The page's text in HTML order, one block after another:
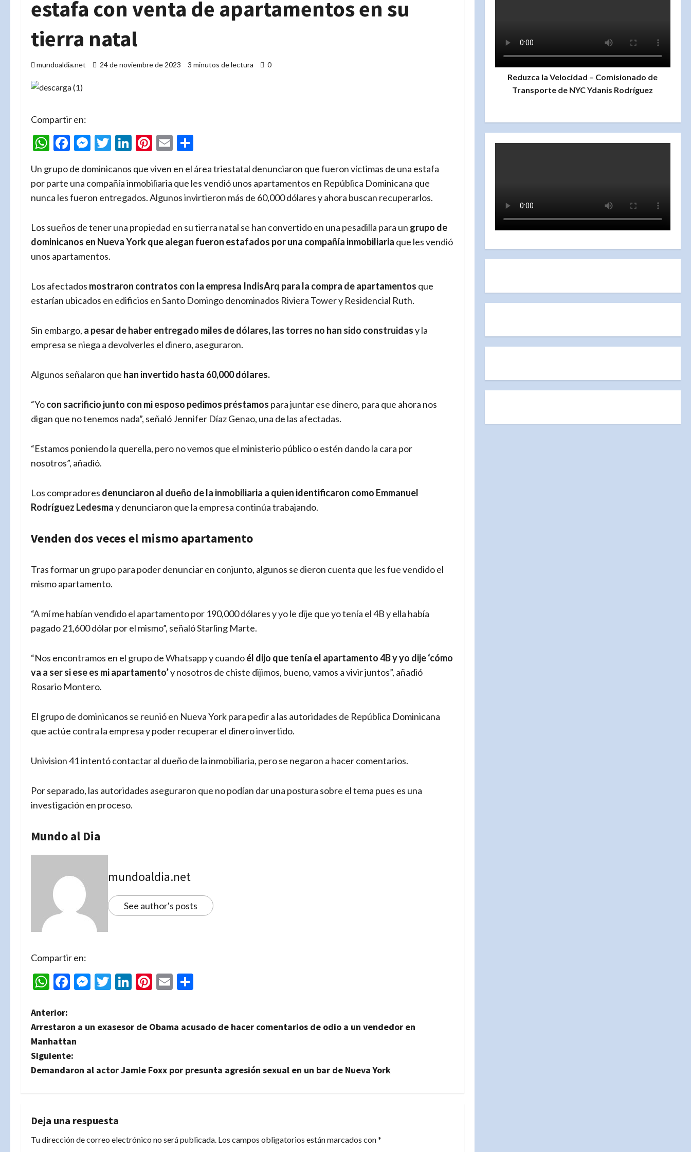
estafa con venta de apartamentos en su
tierra natal
mundoaldia.net 24 de noviembre de 2023 3 minutos de lectura 0
Compartir en:
WhatsApp
Facebook
Messenger
Twitter
LinkedIn
Pinterest
Email
Un grupo de dominicanos que viven en el área triestatal denunciaron que fueron víctimas de una estafa
por parte una compañía inmobiliaria que les vendió unos apartamentos en República Dominicana que
nunca les fueron entregados. Algunos invirtieron más de 60,000 dólares y ahora buscan recuperarlos.
Los sueños de tener una propiedad en su tierra natal se han convertido en una pesadilla para un grupo de
dominicanos en Nueva York que alegan fueron estafados por una compañía inmobiliaria que les vendió
unos apartamentos.
Los afectados mostraron contratos con la empresa IndisArq para la compra de apartamentos que
estarían ubicados en edificios en Santo Domingo denominados Riviera Tower y Residencial Ruth.
Sin embargo, a pesar de haber entregado miles de dólares, las torres no han sido construidasy la
empresa se niega a devolverles el dinero, aseguraron.
Algunos señalaron que han invertido hasta 60,000 dólares.
“Yocon sacrificio junto con mi esposo pedimos préstamos para juntar ese dinero, para que ahora nos
digan que no tenemos nada”, señaló Jennifer Díaz Genao, una de las afectadas.
“Estamos poniendo la querella, pero no vemos que el ministerio público o estén dando la cara por
nosotros”, añadió.
Los compradores denunciaron al dueño de la inmobiliaria a quien identificaron como Emmanuel
Rodríguez Ledesmay denunciaron que la empresa continúa trabajando.
Venden dos veces el mismo apartamento
Tras formar un grupo para poder denunciar en conjunto, algunos se dieron cuenta que les fue vendido el
mismo apartamento.
“A mí me habían vendido el apartamento por 190,000 dólares y yo le dije que yo tenía el 4B y ella había
pagado 21,600 dólar por el mismo”, señaló Starling Marte.
“Nos encontramos en el grupo de Whatsapp y cuandoél dijo que tenía el apartamento 4B y yo dije ‘cómo
va a ser si ese es mi apartamento’y nosotros de chiste dijimos, bueno, vamos a vivir juntos”, añadió
Rosario Montero.
El grupo de dominicanos se reunió en Nueva York para pedir a las autoridades de República Dominicana
que actúe contra la empresa y poder recuperar el dinero invertido.
Univision 41 intentó contactar al dueño de la inmobiliaria, pero se negaron a hacer comentarios.
Por separado, las autoridades aseguraron que no podían dar una postura sobre el tema pues es una
investigación en proceso.
Mundo al Dia
mundoaldia.net
See author's posts
Compartir en:
WhatsApp
Facebook
Messenger
Twitter
LinkedIn
Pinterest
Email
N
a
v
a
c
Anterior:
Arrestaron a un exasesor de Obama acusado de hacer comentarios de odio a un vendedor en
Manhattan
Siguiente:
Demandaron al actor Jamie Foxx por presunta agresión sexual en un bar de Nueva York
Deja una respuesta
Tu dirección de correo electrónico no será publicada. Los campos obligatorios están marcados con*
Reduzca la Velocidad – Comisionado de
Transporte de NYC Ydanis Rodríguez